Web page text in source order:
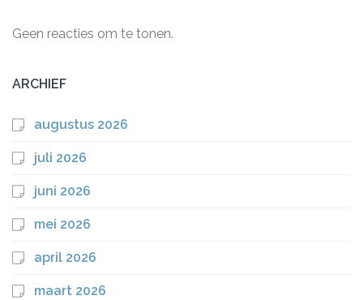
Geen reacties om te tonen.
ARCHIEF
augustus 2026
juli 2026
juni 2026
mei 2026
april 2026
maart 2026